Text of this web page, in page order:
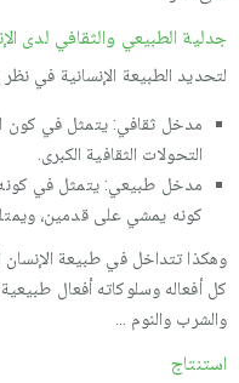
جدلية الطبيعي والثقافي لدى
لتحديد الطبيعة الإنسانية في
مدخل ثقافي: يتمثل في كون
التحولات الثقافية الكبرى.
مدخل طبيعي: يتمثل في كونه
كونه يمشي على قدمين،
وهكذا تتداخل في طبيعة الإنسان
كل أفعاله وسلوكاته أفعال
والشرب والنوم …
استنتاج